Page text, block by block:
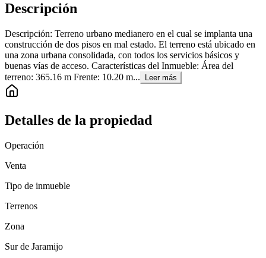
Descripción
Descripción: Terreno urbano medianero en el cual se implanta una
construcción de dos pisos en mal estado. El terreno está ubicado en
una zona urbana consolidada, con todos los servicios básicos y
buenas vías de acceso. Características del Inmueble: Área del
terreno: 365.16 m Frente: 10.20 m...
Leer más
Detalles de la propiedad
Operación
Venta
Tipo de inmueble
Terrenos
Zona
Sur de Jaramijo